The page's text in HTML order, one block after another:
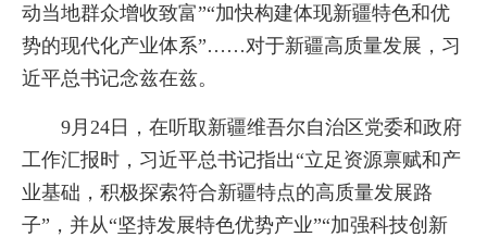
动当地群众增收致富”“加快构建体现新疆特色和优
势的现代化产业体系”……对于新疆高质量发展，习
近平总书记念兹在兹。
9月24日，在听取新疆维吾尔自治区党委和政府
工作汇报时，习近平总书记指出“立足资源禀赋和产
业基础，积极探索符合新疆特点的高质量发展路
子”，并从“坚持发展特色优势产业”“加强科技创新